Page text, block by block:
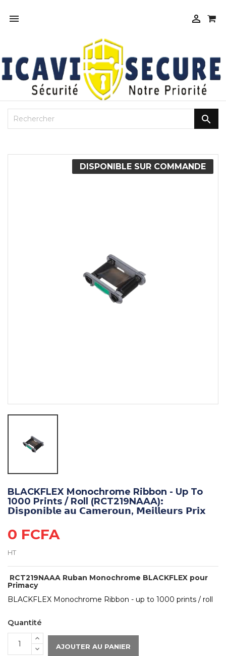
 

DISPONIBLE SUR COMMANDE
BLACKFLEX Monochrome Ribbon - Up To
1000 Prints / Roll (RCT219NAAA):
𝗗𝗶𝘀𝗽𝗼𝗻𝗶𝗯𝗹𝗲 𝗮𝘂 𝗖𝗮𝗺𝗲𝗿𝗼𝘂𝗻, 𝗠𝗲𝗶𝗹𝗹𝗲𝘂𝗿𝘀 𝗣𝗿𝗶𝘅
0 FCFA
HT
RCT219NAAA Ruban Monochrome BLACKFLEX pour
Primacy
BLACKFLEX Monochrome Ribbon - up to 1000 prints / roll
Quantité
AJOUTER AU PANIER